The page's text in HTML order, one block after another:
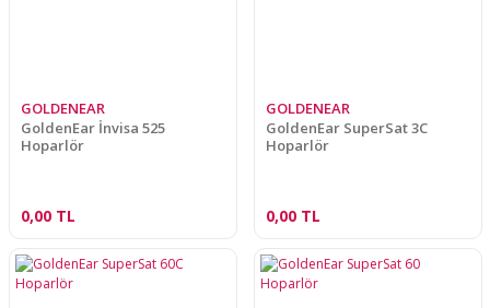
GOLDENEAR
GoldenEar İnvisa 525
Hoparlör
0,00 TL
GOLDENEAR
GoldenEar SuperSat 3C
Hoparlör
0,00 TL